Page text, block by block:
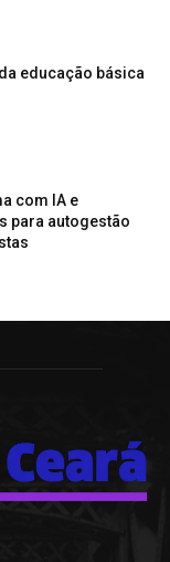
educação básica
com IA e
para autogestão